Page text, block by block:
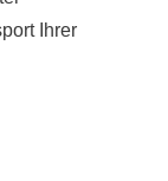
Ihrer